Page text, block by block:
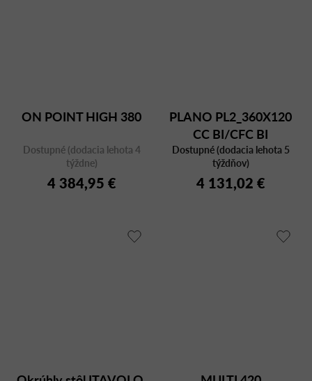
ON POINT HIGH 380
Dostupné (dodacia lehota 4
týždne)
4 384,95 €
PLANO PL2_360X120
CC BI/CFC BI
Dostupné (dodacia lehota 5
týždňov)
4 131,02 €